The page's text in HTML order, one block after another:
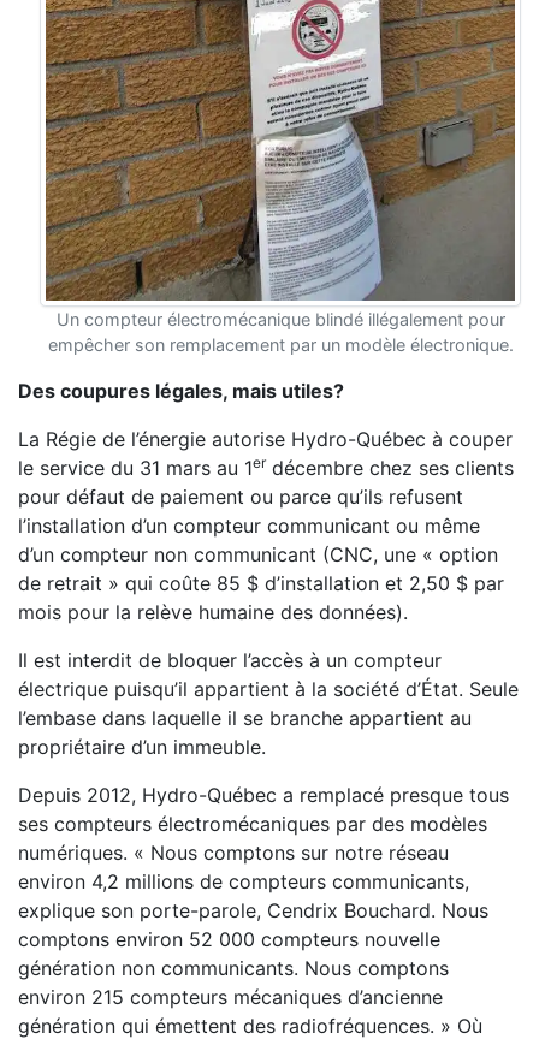
Un compteur électromécanique blindé illégalement pour
empêcher son remplacement par un modèle électronique.
Des coupures légales, mais utiles?
La Régie de l’énergie autorise Hydro-Québec à couper
le service du 31 mars au 1erdécembre chez ses clients
pour défaut de paiement ou parce qu’ils refusent
l’installation d’un compteur communicant ou même
d’un compteur non communicant (CNC, une « option
de retrait » qui coûte 85 $ d’installation et 2,50 $ par
mois pour la relève humaine des données).
Il est interdit de bloquer l’accès à un compteur
électrique puisqu’il appartient à la société d’État. Seule
l’embase dans laquelle il se branche appartient au
propriétaire d’un immeuble.
Depuis 2012, Hydro-Québec a remplacé presque tous
ses compteurs électromécaniques par des modèles
numériques. « Nous comptons sur notre réseau
environ 4,2 millions de compteurs communicants,
explique son porte-parole, Cendrix Bouchard. Nous
comptons environ 52 000 compteurs nouvelle
génération non communicants. Nous comptons
environ 215 compteurs mécaniques d’ancienne
génération qui émettent des radiofréquences. » Où